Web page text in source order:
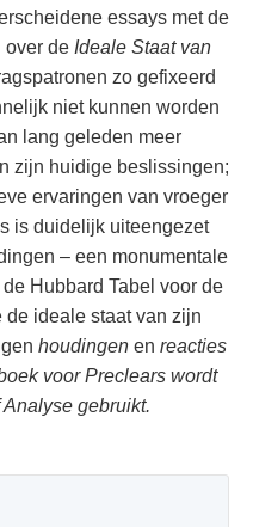
essays met de
over de Ideale Staat van
zo gefixeerd
niet kunnen worden
lang geleden meer
zijn huidige beslissingen;
ervaringen van vroeger
is duidelijk uiteengezet
– een monumentale
Hubbard Tabel voor de
de ideale staat van zijn
houdingen en reacties
voor Preclears wordt
gebruikt.